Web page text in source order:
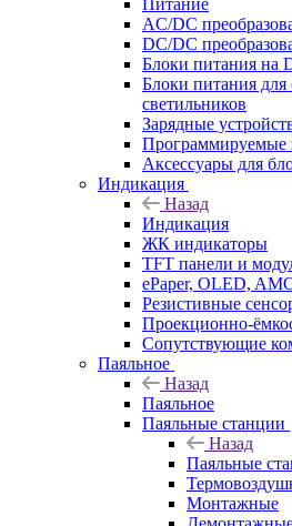
Питание
AC/DC
DC/DC
Блоки питания на
Блоки питания
светильников
Зарядные
Программируемые
Аксессуары для
Индикация
Назад
Индикация
ЖК индикаторы
TFT панели и
ePaper, OLED,
Резистивные
Проекционно-
Сопутствующие
Паяльное
Назад
Паяльное
Паяльные станции
Назад
Паяльные
Монтажные